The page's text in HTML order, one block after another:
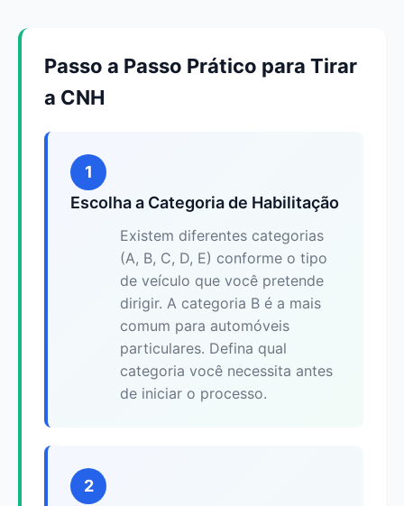
Passo a Passo Prático para Tirar
a CNH
1
Escolha a Categoria de Habilitação
Existem diferentes categorias
(A, B, C, D, E) conforme o tipo
de veículo que você pretende
dirigir. A categoria B é a mais
comum para automóveis
particulares. Defina qual
categoria você necessita antes
de iniciar o processo.
2